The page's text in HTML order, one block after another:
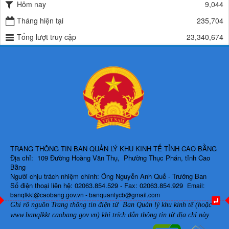
225/QĐ-BQLKKT
năm 2024
Lượt xem:603 | lượt tải:650
Hôm nay
9,044
Tháng hiện tại
235,704
Tổng lượt truy cập
23,340,674
TRANG THÔNG TIN BAN QUẢN LÝ KHU KINH TẾ TỈNH CAO BẰNG
Địa chỉ: 109 Đường Hoàng Văn Thụ, Phường Thục Phán, tỉnh Cao
Bằng
Người chịu trách nhiệm chính: Ông Nguyễn Anh Quế - Trưởng Ban
Số điện thoại liên hệ: 02063.854.529 - Fax: 02063.854.929 Email:
banqlkkt@caobang.gov.vn - banquanlycb@gmail.com
Ghi rõ nguồn Trang thông tin điện tử Ban Quản lý khu kinh tế (hoặc
www.banqlkkt.caobang.gov.vn) khi trích dẫn thông tin từ địa chỉ này.